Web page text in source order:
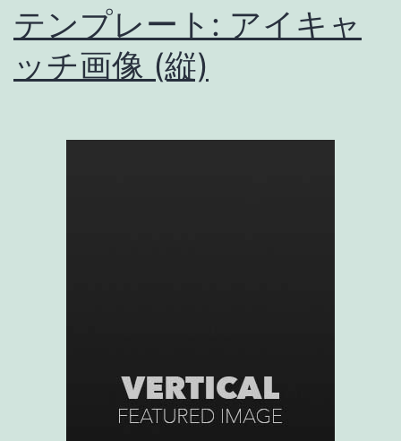
テンプレート: アイキャ
ッチ画像 (縦)